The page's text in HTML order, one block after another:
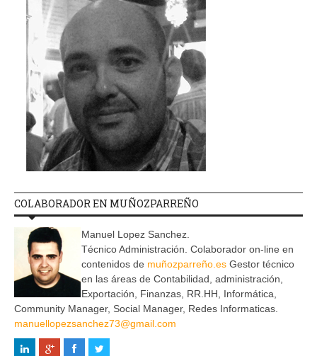
COLABORADOR EN MUÑOZPARREÑO
Manuel Lopez Sanchez.
Técnico Administración. Colaborador on-line en
contenidos de muñozparreño.es Gestor técnico
en las áreas de Contabilidad, administración,
Exportación, Finanzas, RR.HH, Informática,
Community Manager, Social Manager, Redes Informaticas.
manuellopezsanchez73@gmail.com